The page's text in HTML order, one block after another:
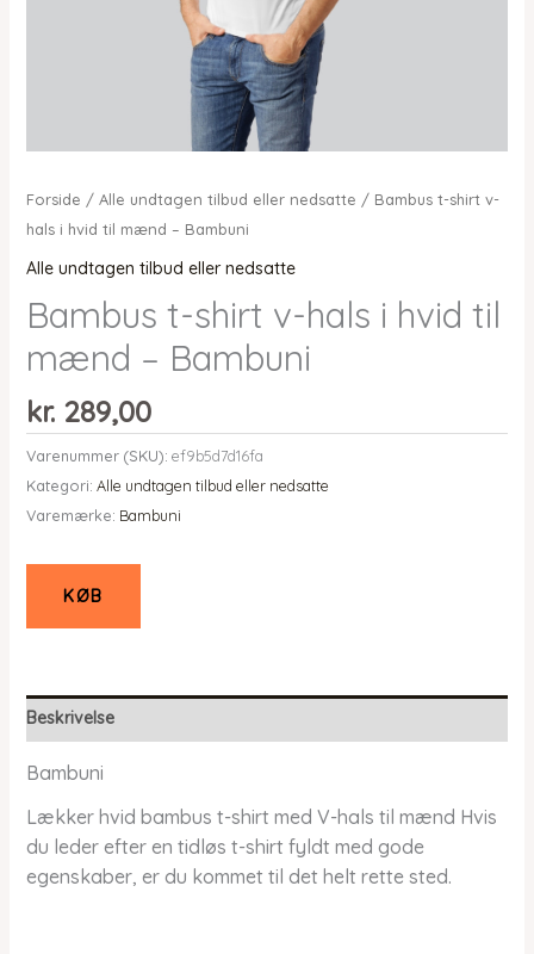
Forside / Alle undtagen tilbud eller nedsatte / Bambus t-shirt v-
hals i hvid til mænd – Bambuni
Alle undtagen tilbud eller nedsatte
Bambus t-shirt v-hals i hvid til
mænd – Bambuni
kr.289,00
Varenummer (SKU): ef9b5d7d16fa
Kategori: Alle undtagen tilbud eller nedsatte
Varemærke: Bambuni
KØB
Beskrivelse
Bambuni
Lækker hvid bambus t-shirt med V-hals til mænd Hvis
du leder efter en tidløs t-shirt fyldt med gode
egenskaber, er du kommet til det helt rette sted.